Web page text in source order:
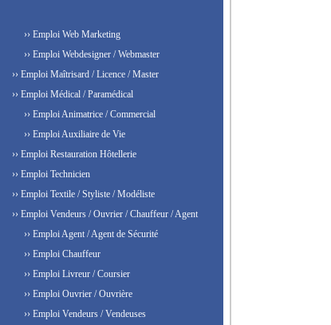
›› Emploi Web Marketing
›› Emploi Webdesigner / Webmaster
›› Emploi Maîtrisard / Licence / Master
›› Emploi Médical / Paramédical
›› Emploi Animatrice / Commercial
›› Emploi Auxiliaire de Vie
›› Emploi Restauration Hôtellerie
›› Emploi Technicien
›› Emploi Textile / Styliste / Modéliste
›› Emploi Vendeurs / Ouvrier / Chauffeur / Agent
›› Emploi Agent / Agent de Sécurité
›› Emploi Chauffeur
›› Emploi Livreur / Coursier
›› Emploi Ouvrier / Ouvrière
›› Emploi Vendeurs / Vendeuses